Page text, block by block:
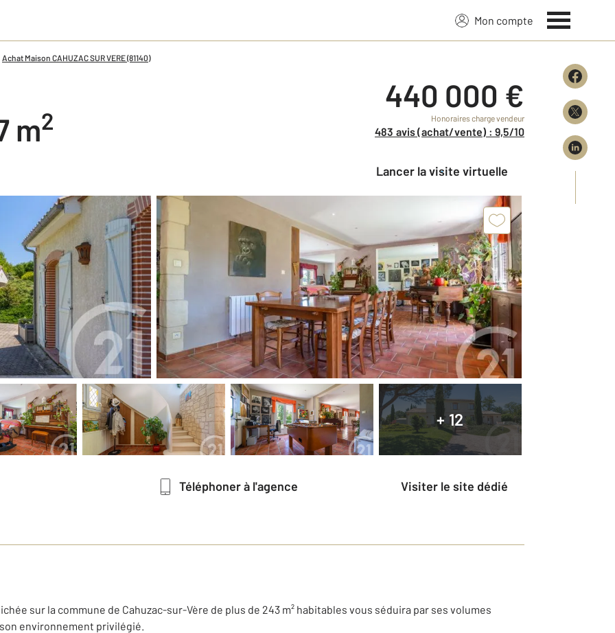
Mon compte
Achat Maison CAHUZAC SUR VERE (81140)
m2
440 000 €
Honoraires charge vendeur
483 avis (achat/vente) : 9,5/10
Lancer la visite virtuelle
+ 12
Téléphoner à l'agence Visiter le site dédié
sur la commune de Cahuzac-sur-Vère de plus de 243 m² habitables vous séduira par ses volumes
environnement privilégié.